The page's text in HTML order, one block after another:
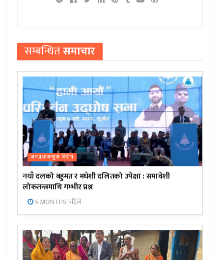
सम्बन्धितसमाचार
जनप्रभाबन्युज विशेष
नयाँ दलको बहुमत र मधेशी दलितको उपेक्षा : समावेशी
लोकतन्त्रमाथि गम्भीर प्रश्न
5 MONTHS पहिले